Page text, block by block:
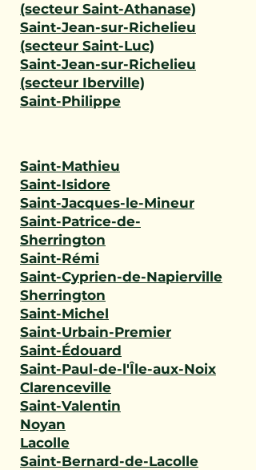
(secteur Saint-Athanase)
Saint-Jean-sur-Richelieu
(secteur Saint-Luc)
Saint-Jean-sur-Richelieu
(secteur Iberville)
Saint-Philippe
Saint-Mathieu
Saint-Isidore
Saint-Jacques-le-Mineur
Saint-Patrice-de-
Sherrington
Saint-Rémi
Saint-Cyprien-de-Napierville
Sherrington
Saint-Michel
Saint-Urbain-Premier
Saint-Édouard
Saint-Paul-de-l'Île-aux-Noix
Clarenceville
Saint-Valentin
Noyan
Lacolle
Saint-Bernard-de-Lacolle